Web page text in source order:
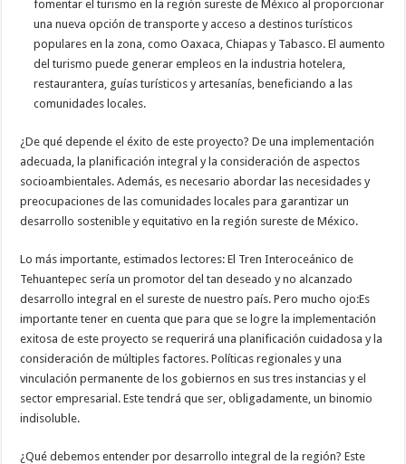
fomentar el turismo en la región sureste de México al proporcionar
una nueva opción de transporte y acceso a destinos turísticos
populares en la zona, como Oaxaca, Chiapas y Tabasco. El aumento
del turismo puede generar empleos en la industria hotelera,
restaurantera, guías turísticos y artesanías, beneficiando a las
comunidades locales.
¿De qué depende el éxito de este proyecto? De una implementación
adecuada, la planificación integral y la consideración de aspectos
socioambientales. Además, es necesario abordar las necesidades y
preocupaciones de las comunidades locales para garantizar un
desarrollo sostenible y equitativo en la región sureste de México.
Lo más importante, estimados lectores: El Tren Interoceánico de
Tehuantepec sería un promotor del tan deseado y no alcanzado
desarrollo integral en el sureste de nuestro país. Pero mucho ojo:Es
importante tener en cuenta que para que se logre la implementación
exitosa de este proyecto se requerirá una planificación cuidadosa y la
consideración de múltiples factores. Políticas regionales y una
vinculación permanente de los gobiernos en sus tres instancias y el
sector empresarial. Este tendrá que ser, obligadamente, un binomio
indisoluble.
¿Qué debemos entender por desarrollo integral de la región? Este